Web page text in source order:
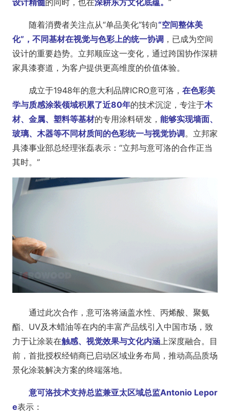
设计精髓的同时，也在深耕东方文化底蕴。 ”
随着消费者关注点从“单品美化”转向“空间整体美
化”，不同基材在视觉与色彩上的统一协调 ，已成为空间
设计的重要趋势。立邦顺应这一变化，通过跨国协作深耕
家具漆赛道，为客户提供更高维度的价值体验。
成立于1948年的意大利品牌ICRO意可洛， 在色彩美
学与质感涂装领域积累了近80年的技术沉淀，专注于木
材、金属、塑料等基材的专用涂料研发， 能够实现墙面、
玻璃、木器等不同材质间的色彩统一与视觉协调。立邦家
具漆事业部总经理张磊表示：“立邦与意可洛的合作正当
其时。”
通过此次合作，意可洛将涵盖水性、丙烯酸、聚氨
酯、UV及木蜡油等在内的丰富产品线引入中国市场，致
力于让涂装在触感、视觉效果与文化内涵 上深度融合。目
前，首批授权经销商已启动区域业务布局，推动高品质场
景化涂装解决方案的终端落地。
意可洛技术支持总监兼亚太区域总监Antonio Lepor
e表示：